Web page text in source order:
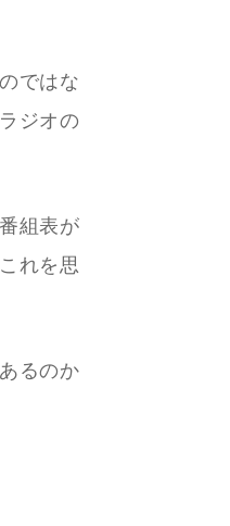
ではな
ジオの
組表が
れを思
るのか